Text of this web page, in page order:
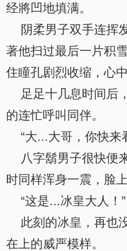
经將凹地填满。
阴柔男子双手连挥
著他扫过最后一片积
住瞳孔剧烈收缩，心
足足十几息时间后
的连忙呼叫同伴。
“大...大哥，你快来
八字鬍男子很快便
时同样浑身一震，脸
“这是...冰皇大人！”
此刻的冰皇，再也
在上的威严模样。